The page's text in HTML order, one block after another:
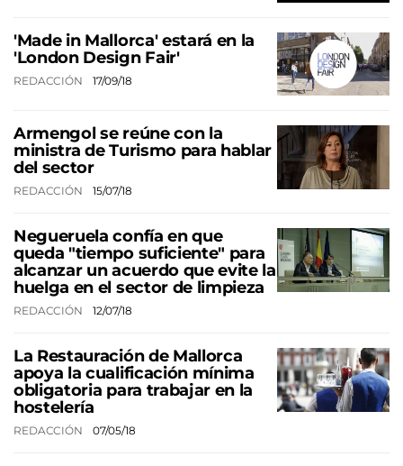
'Made in Mallorca' estará en la
'London Design Fair'
REDACCIÓN 17/09/18
Armengol se reúne con la
ministra de Turismo para hablar
del sector
REDACCIÓN 15/07/18
Negueruela confía en que
queda "tiempo suficiente" para
alcanzar un acuerdo que evite la
huelga en el sector de limpieza
REDACCIÓN 12/07/18
La Restauración de Mallorca
apoya la cualificación mínima
obligatoria para trabajar en la
hostelería
REDACCIÓN 07/05/18